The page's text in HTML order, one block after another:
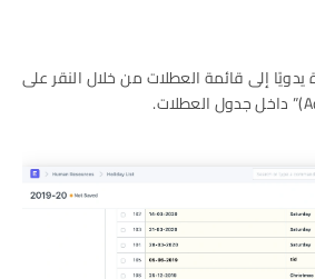
إلى قائمة العطلات من خلال النقر على